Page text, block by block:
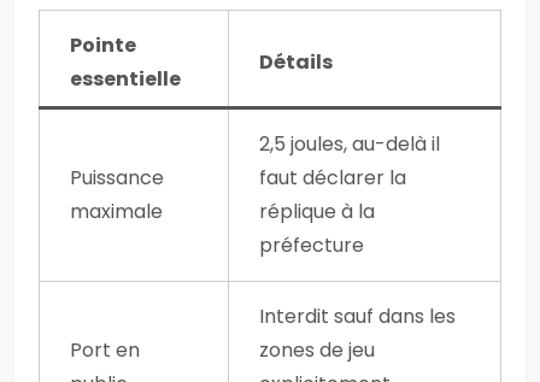
Pointe
essentielle
Détails
Puissance
maximale
2,5 joules, au-delà il
faut déclarer la
réplique à la
préfecture
Port en
Interdit sauf dans les
zones de jeu